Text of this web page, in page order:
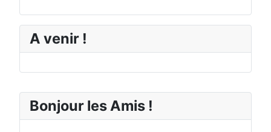
Bonjour les Amis !
A venir !